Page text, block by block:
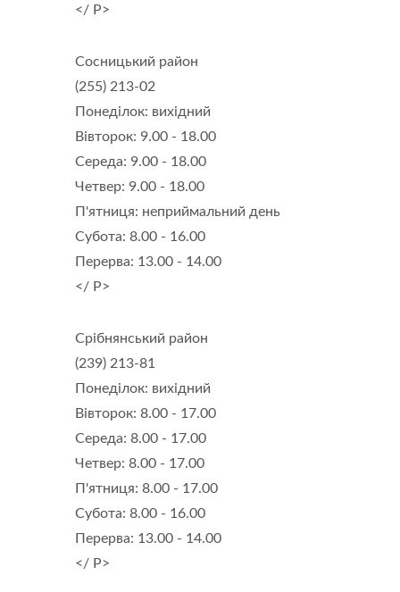
</ P>
Сосницький район
(255) 213-02
Понеділок: вихідний
Вівторок: 9.00 - 18.00
Середа: 9.00 - 18.00
Четвер: 9.00 - 18.00
П'ятниця: неприймальний день
Субота: 8.00 - 16.00
Перерва: 13.00 - 14.00
</ P>
Срібнянський район
(239) 213-81
Понеділок: вихідний
Вівторок: 8.00 - 17.00
Середа: 8.00 - 17.00
Четвер: 8.00 - 17.00
П'ятниця: 8.00 - 17.00
Субота: 8.00 - 16.00
Перерва: 13.00 - 14.00
</ P>